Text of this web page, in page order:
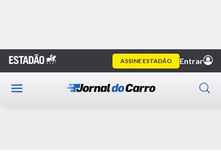
Home poluição
Publicidade